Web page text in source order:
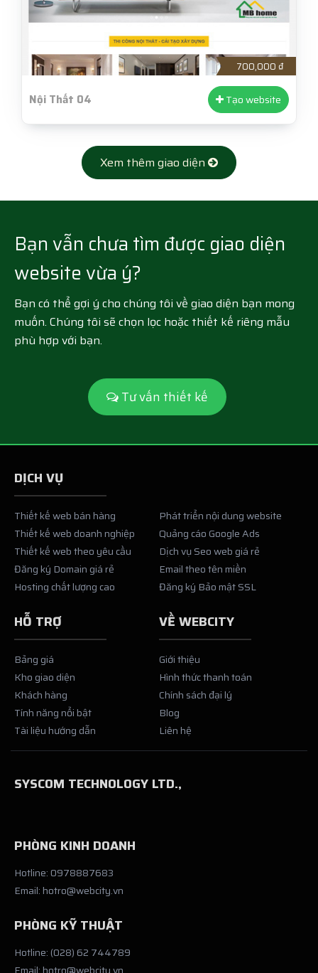
700,000 ₫
Nội Thất 04 Tạo website
Xem thêm giao diện
Bạn vẫn chưa tìm được giao diện
website vừa ý?
Bạn có thể gợi ý cho chúng tôi về giao diện bạn mong
muốn. Chúng tôi sẽ chọn lọc hoặc thiết kế riêng mẫu
phù hợp với bạn.
Tư vấn thiết kế
DỊCH VỤ
Thiết kế web bán hàng
Thiết kế web doanh nghiệp
Thiết kế web theo yêu cầu
Đăng ký Domain giá rẻ
Hosting chất lượng cao
Phát triển nội dung website
Quảng cáo Google Ads
Dịch vụ Seo web giá rẻ
Email theo tên miền
Đăng ký Bảo mật SSL
HỖ TRỢ
Bảng giá
Kho giao diện
Khách hàng
Tính năng nổi bật
Tài liệu hướng dẫn
VỀ WEBCITY
Giới thiệu
Hình thức thanh toán
Chính sách đại lý
Blog
Liên hệ
SYSCOM TECHNOLOGY LTD.,
PHÒNG KINH DOANH
Hotline: 0978887683
Email: hotro@webcity.vn
PHÒNG KỸ THUẬT
Hotline: (028) 62 744789